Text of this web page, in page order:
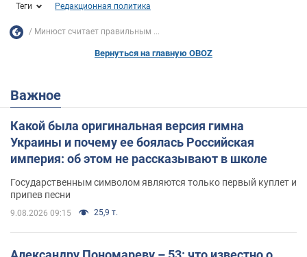
Теги Редакционная политика
Минюст считает правильным ...
Вернуться на главную OBOZ
Важное
Какой была оригинальная версия гимна
Украины и почему ее боялась Российская
империя: об этом не рассказывают в школе
Государственным символом являются только первый куплет и
припев песни
9.08.2026 09:15 25,9 т.